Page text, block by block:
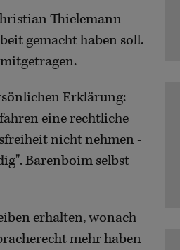
Thielemann
gemacht haben soll.
Erklärung:
eine rechtliche
nicht nehmen -
Barenboim selbst
erhalten, wonach
mehr haben